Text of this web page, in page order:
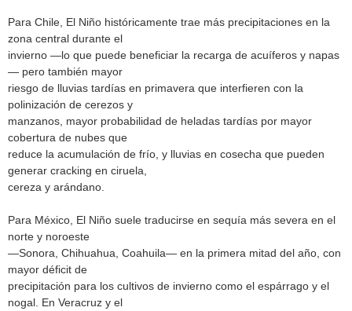
Para Chile, El Niño históricamente trae más precipitaciones en la
zona central durante el
invierno —lo que puede beneficiar la recarga de acuíferos y napas
— pero también mayor
riesgo de lluvias tardías en primavera que interfieren con la
polinización de cerezos y
manzanos, mayor probabilidad de heladas tardías por mayor
cobertura de nubes que
reduce la acumulación de frío, y lluvias en cosecha que pueden
generar cracking en ciruela,
cereza y arándano.
Para México, El Niño suele traducirse en sequía más severa en el
norte y noroeste
—Sonora, Chihuahua, Coahuila— en la primera mitad del año, con
mayor déficit de
precipitación para los cultivos de invierno como el espárrago y el
nogal. En Veracruz y el